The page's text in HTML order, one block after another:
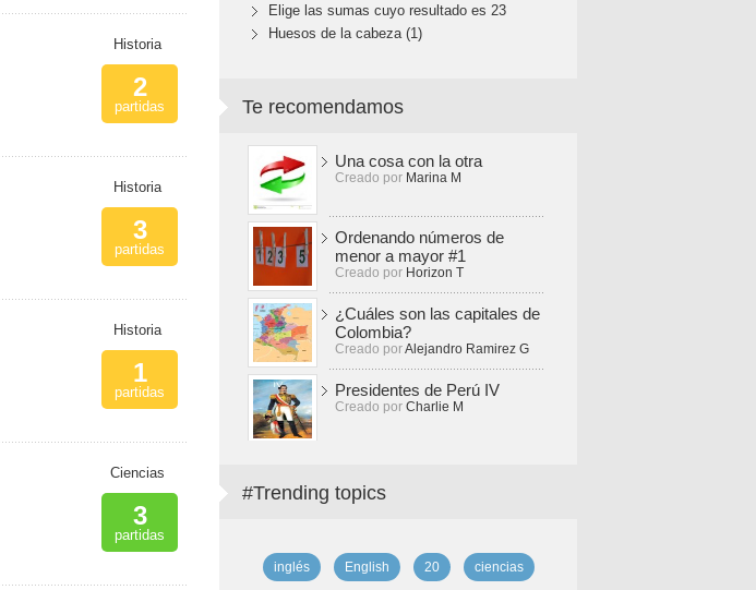
Historia
2
partidas
Historia
3
partidas
Historia
1
partidas
Ciencias
3
partidas
Elige las sumas cuyo resultado es 23
Huesos de la cabeza (1)
Te recomendamos
Una cosa con la otra
Creado por Marina M
Ordenando números de
menor a mayor #1
Creado por Horizon T
¿Cuáles son las capitales de
Colombia?
Creado porAlejandro Ramirez G
Presidentes de Perú IV
Creado por Charlie M
#Trending topics
inglés English 20 ciencias